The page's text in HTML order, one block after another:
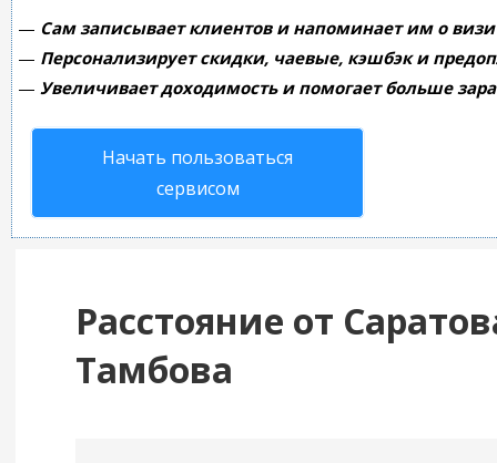
— Сам записывает клиентов и напоминает им о
— Персонализирует скидки, чаевые, кэшбэк и
— Увеличивает доходимость и помогает больше
Начать пользоваться
сервисом
Расстояние от
Тамбова